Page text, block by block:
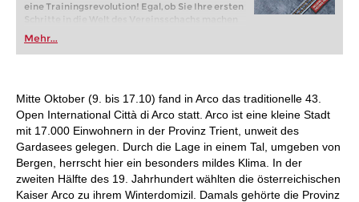
eine Trainingsrevolution! Egal, ob Sie Ihre ersten
Schritte in die Welt des Vereinsschachs machen
oder bereits auf Turnierniveau spielen: Mit
FRITZ trainieren Sie effizienter, intelligenter und
individueller als je zuvor.
Mehr...
Mitte Oktober (9. bis 17.10) fand in Arco das traditionelle 43.
Open International Città di Arco statt. Arco ist eine kleine Stadt
mit 17.000 Einwohnern in der Provinz Trient, unweit des
Gardasees gelegen. Durch die Lage in einem Tal, umgeben von
Bergen, herrscht hier ein besonders mildes Klima. In der
zweiten Hälfte des 19. Jahrhundert wählten die österreichischen
Kaiser Arco zu ihrem Winterdomizil. Damals gehörte die Provinz